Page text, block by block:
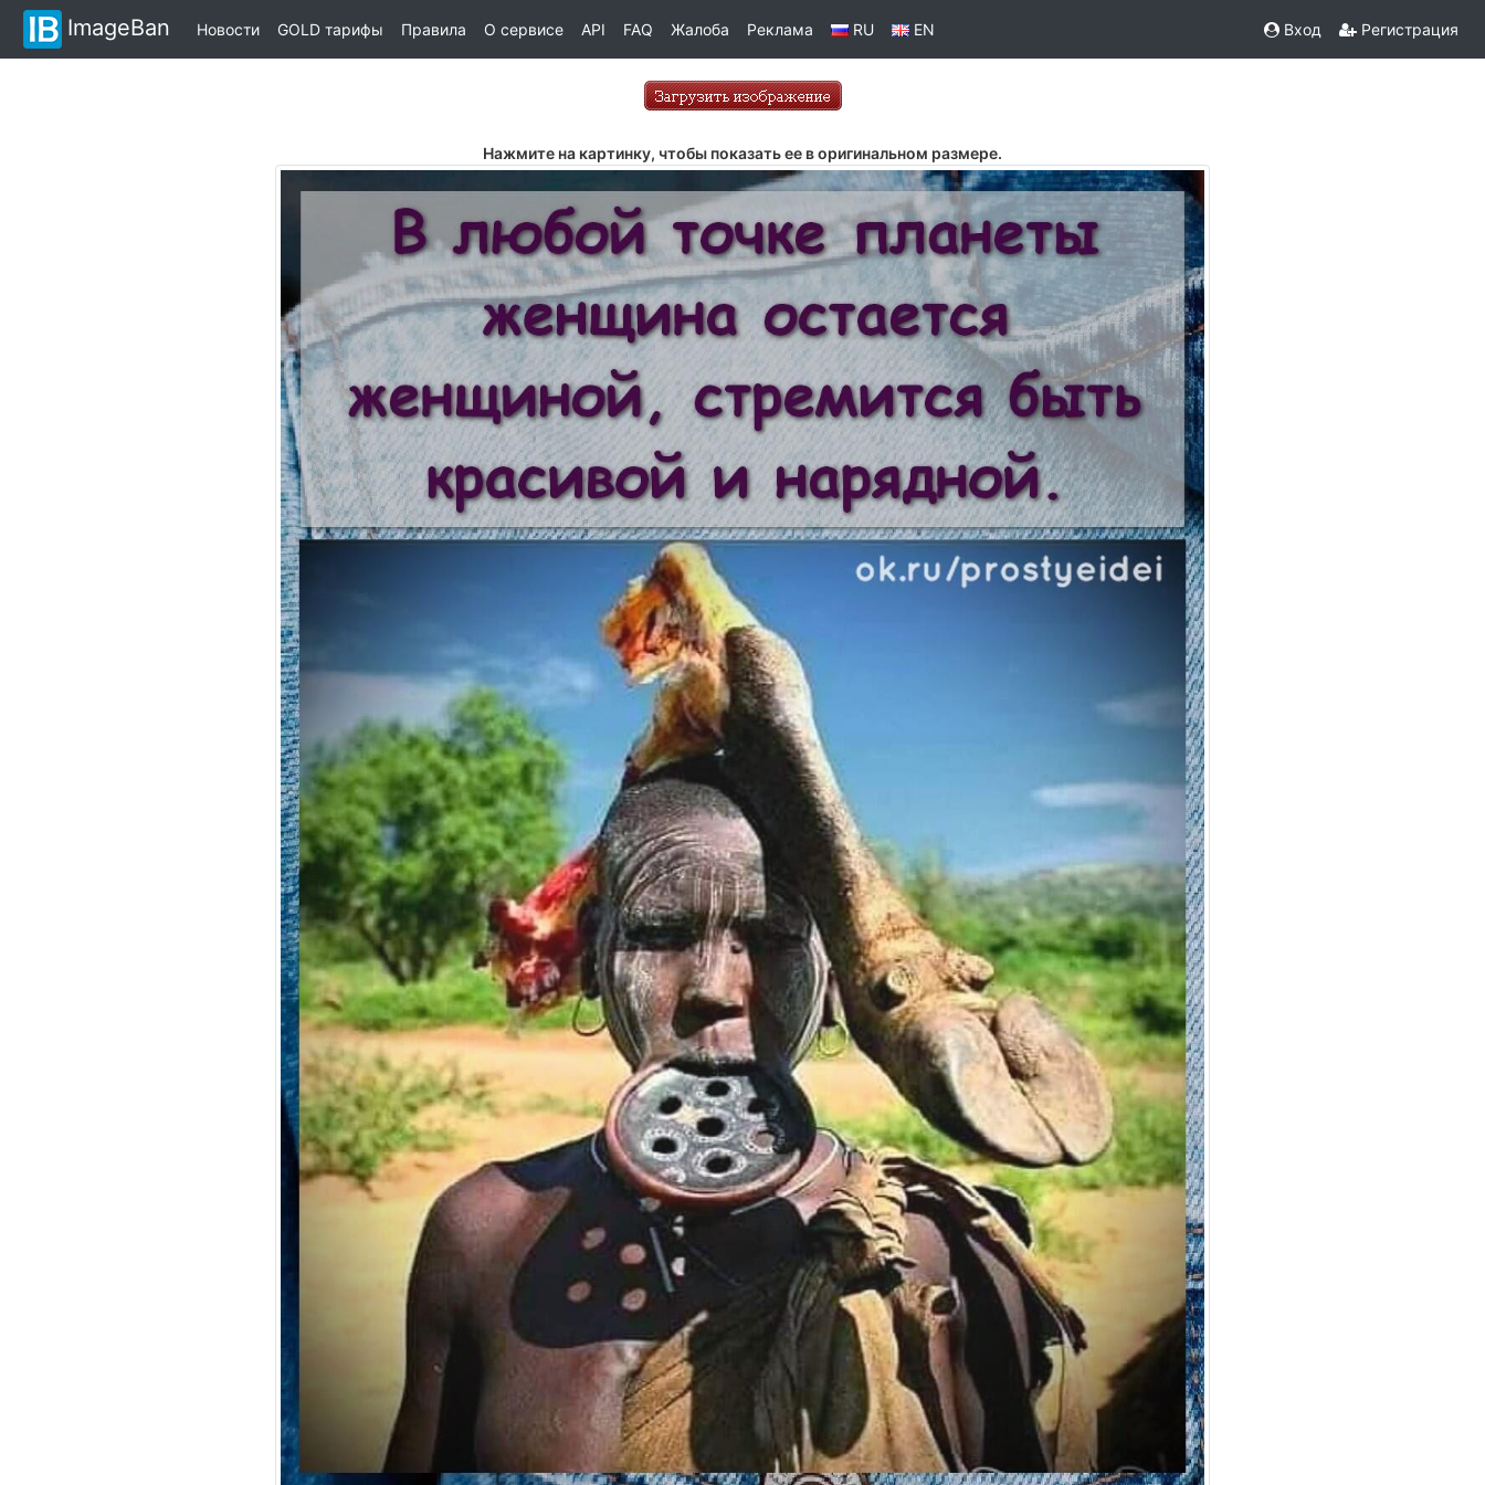
ImageBan Новости GOLD тарифы Правила О сервисе API FAQ Жалоба Реклама RU EN Вход Регистрация
Нажмите на картинку, чтобы показать ее в оригинальном размере.